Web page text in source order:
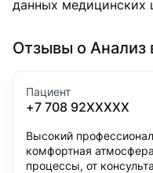
данных медицинских
Отзывы о Анализ
Пациент
+7 708 92XXXXX
Высокий
комфортная
процессы, от